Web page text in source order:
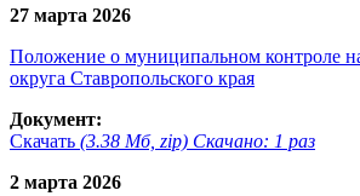
27 марта 2026
Положение о муниципальном контроле
округа Ставропольского края
Документ:
Скачать (3.38 Мб, zip) Скачано: 1 раз
2 марта 2026